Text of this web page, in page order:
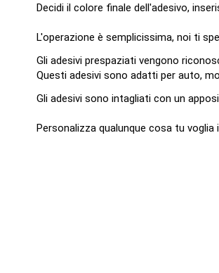
Decidi il colore finale dell'adesivo,
L'operazione è semplicissima, noi ti
Gli adesivi prespaziati vengono
Questi adesivi sono adatti per auto,
Gli adesivi sono intagliati con un
Personalizza qualunque cosa tu